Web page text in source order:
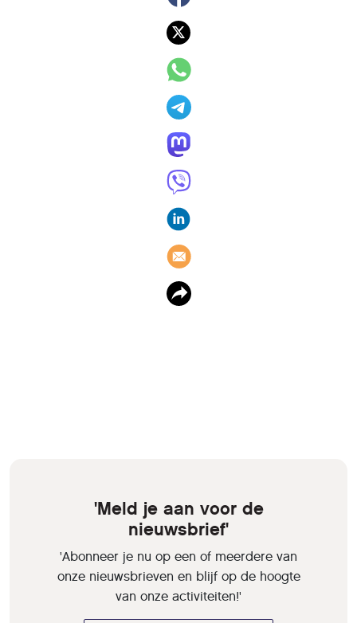
'Meld je aan voor de
nieuwsbrief'
'Abonneer je nu op een of meerdere van
onze nieuwsbrieven en blijf op de hoogte
van onze activiteiten!'